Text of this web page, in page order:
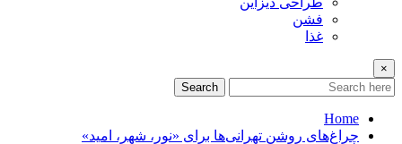
فشن
غذا
×
Search
Home
چراغ‌های روشن تهرانی‌ها برای «نور، شهر، امید»